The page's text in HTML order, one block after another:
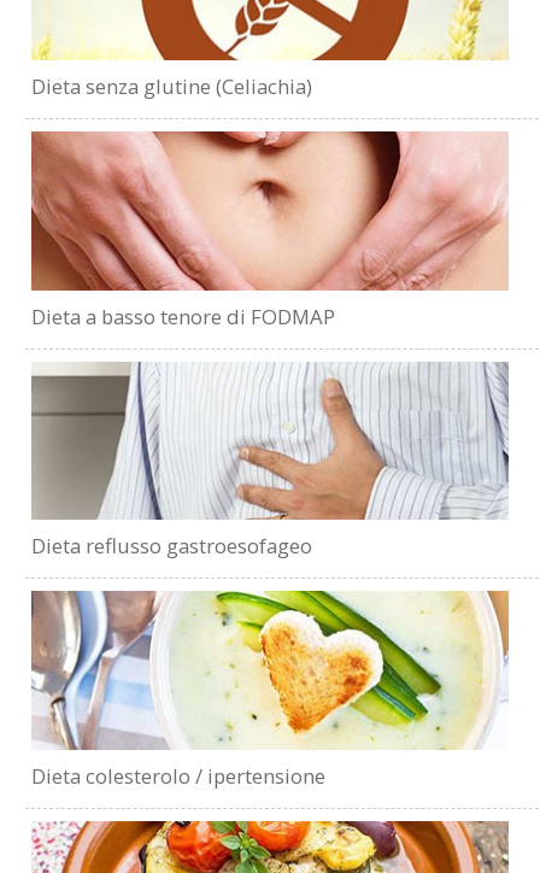
Dieta senza glutine (Celiachia)
Dieta a basso tenore di FODMAP
Dieta reflusso gastroesofageo
Dieta colesterolo / ipertensione